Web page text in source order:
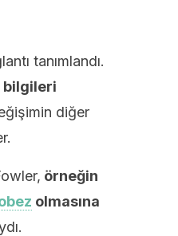
tanımlandı.
bilgileri
diğer
örneğin
olmasına